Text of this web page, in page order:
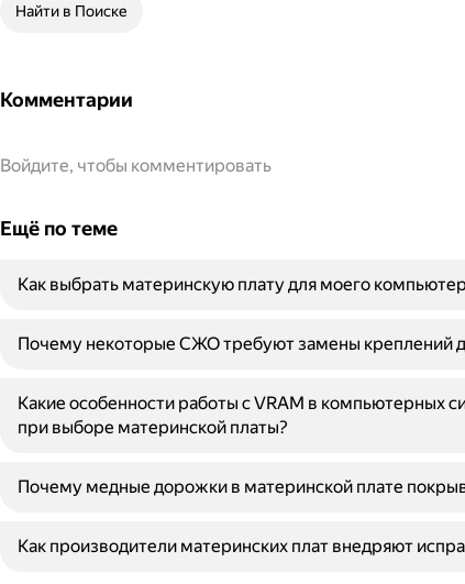
Найти в Поиске
Комментарии
Войдите, чтобы комментировать
Ещё по теме
Как выбрать материнскую плату для моего
Почему некоторые СЖО требуют замены креплений
Какие особенности работы с VRAM в компьютерных
при выборе материнской платы?
Почему медные дорожки в материнской плате
Как производители материнских плат внедряют